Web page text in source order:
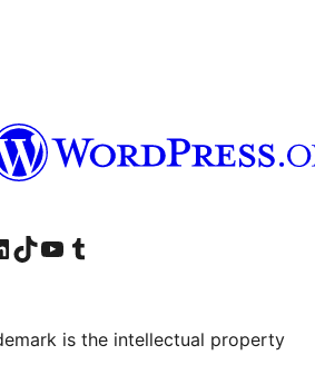
al Facebook
compte d'Instagram
el nostre compte de LinkedIn
Visiteu el nostre compte de TikTok
Visiteu el nostre canal al YouTube
Visiteu el nostre compte de Tumblr
is the intellectual property